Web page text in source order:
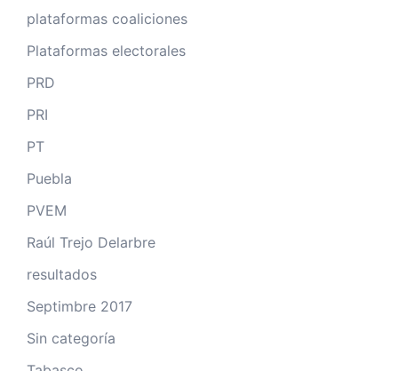
plataformas coaliciones
Plataformas electorales
PRD
PRI
PT
Puebla
PVEM
Raúl Trejo Delarbre
resultados
Septimbre 2017
Sin categoría